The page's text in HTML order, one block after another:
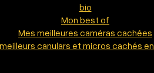
bio
Mon best of
Mes meilleures caméras cachées
canulars et micros cachés